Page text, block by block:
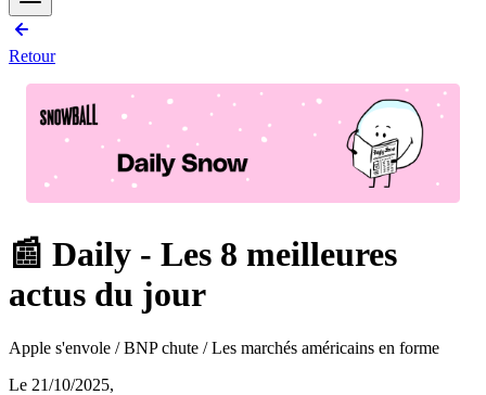
Retour
📰 Daily - Les 8 meilleures
actus du jour
Apple s'envole / BNP chute / Les marchés américains en forme
Le 21/10/2025,